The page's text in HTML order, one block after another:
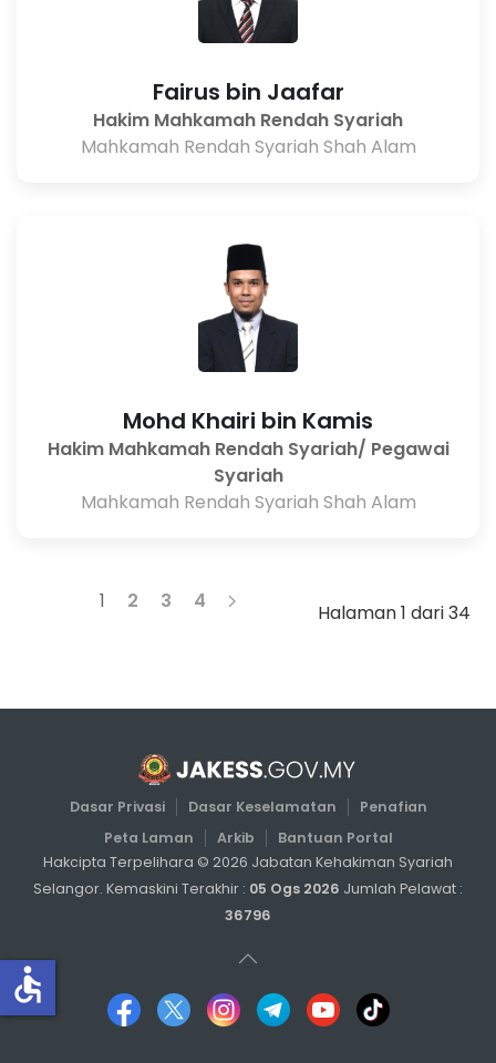
Fairus bin Jaafar
Hakim Mahkamah Rendah Syariah
Mahkamah Rendah Syariah Shah Alam
Mohd Khairi bin Kamis
Hakim Mahkamah Rendah Syariah/ Pegawai
Syariah
Mahkamah Rendah Syariah Shah Alam
Halaman 1 dari 34
1 2 3 4
Dasar Privasi Dasar Keselamatan
Penafian
Peta Laman
Arkib
Bantuan Portal
Hakcipta Terpelihara © 2026 Jabatan Kehakiman Syariah
Selangor. Kemaskini Terakhir : 05 Ogs 2026 Jumlah Pelawat :
36796
accessible